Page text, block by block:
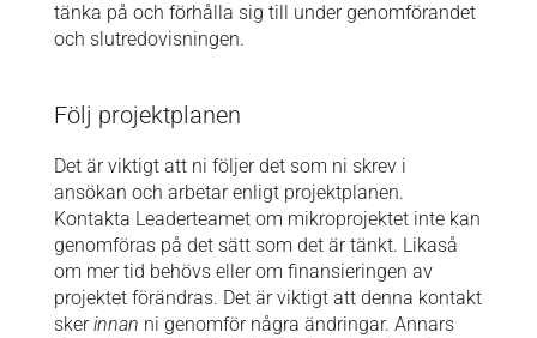
tänka på och förhålla sig till under genomförandet
och slutredovisningen.
Följ projektplanen
Det är viktigt att ni följer det som ni skrev i
ansökan och arbetar enligt projektplanen.
Kontakta Leaderteamet om mikroprojektet inte kan
genomföras på det sätt som det är tänkt. Likaså
om mer tid behövs eller om finansieringen av
projektet förändras. Det är viktigt att denna kontakt
skerinnan ni genomför några ändringar. Annars